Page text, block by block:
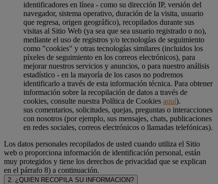
identificadores en línea - como su dirección IP, versión del
navegador, sistema operativo, duración de la visita, usuario
que regresa, origen geográfico), recopilados durante sus
visitas al Sitio Web (ya sea que sea usuario registrado o no),
mediante el uso de registros y/o tecnologías de seguimiento
como "cookies" y otras tecnologías similares (incluidos los
píxeles de seguimiento en los correos electrónicos), para
mejorar nuestros servicios y anuncios, o para nuestro análisis
estadístico - en la mayoría de los casos no podremos
identificarlo a través de esta información técnica. Para obtener
información sobre la recopilación de datos a través de
cookies, consulte nuestra Política de Cookies aquí).
sus comentarios, solicitudes, quejas, preguntas o interacciones
con nosotros (por ejemplo, sus mensajes, chats, publicaciones
en redes sociales, correos electrónicos o llamadas telefónicas).
Los datos personales recopilados de usted cuando utiliza el Sitio
web o proporciona información de identificación personal, están
muy protegidos y tiene los derechos de privacidad que se explican
en el párrafo 8) a continuación.
2. ¿QUIEN RECOPILA SU INFORMACION?